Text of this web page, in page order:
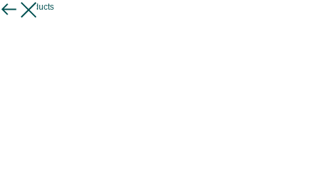
More products